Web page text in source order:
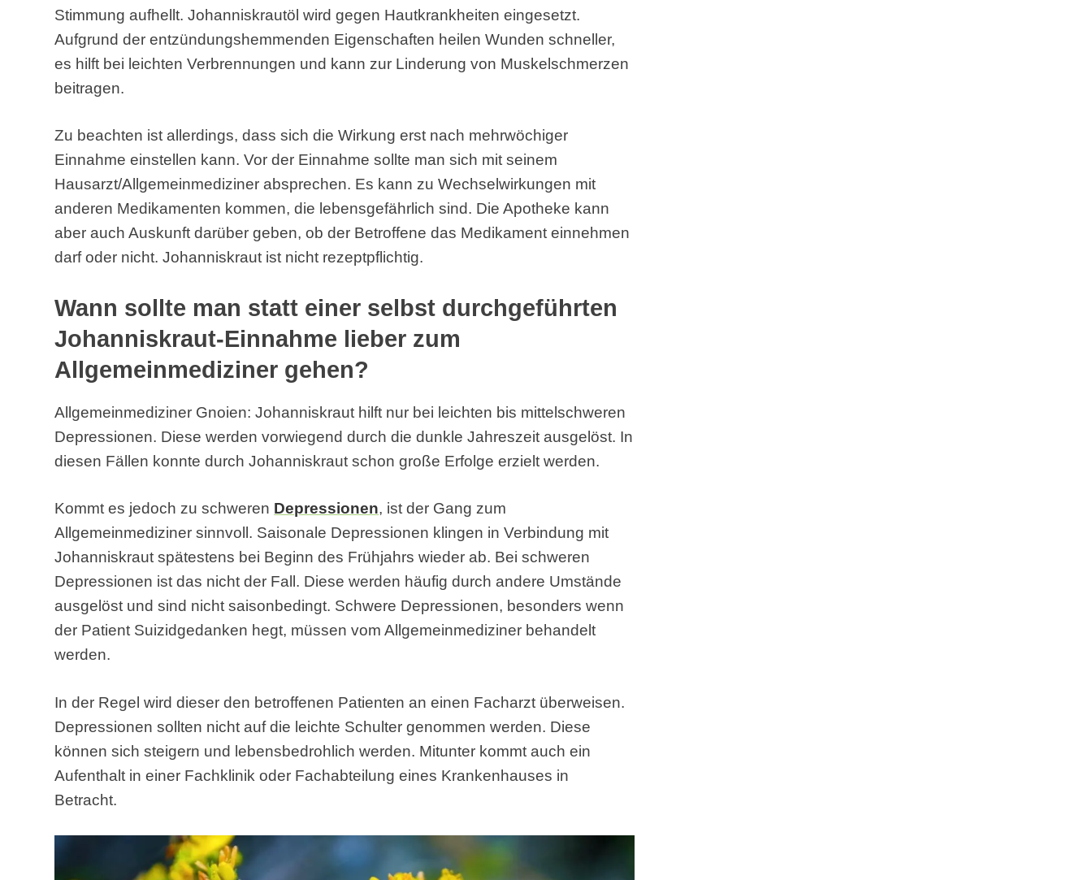
Stimmung aufhellt. Johanniskrautöl wird gegen Hautkrankheiten eingesetzt.
Aufgrund der entzündungshemmenden Eigenschaften heilen Wunden schneller,
es hilft bei leichten Verbrennungen und kann zur Linderung von Muskelschmerzen
beitragen.
Zu beachten ist allerdings, dass sich die Wirkung erst nach mehrwöchiger
Einnahme einstellen kann. Vor der Einnahme sollte man sich mit seinem
Hausarzt/Allgemeinmediziner absprechen. Es kann zu Wechselwirkungen mit
anderen Medikamenten kommen, die lebensgefährlich sind. Die Apotheke kann
aber auch Auskunft darüber geben, ob der Betroffene das Medikament einnehmen
darf oder nicht. Johanniskraut ist nicht rezeptpflichtig.
Wann sollte man statt einer selbst durchgeführten
Johanniskraut-Einnahme lieber zum
Allgemeinmediziner gehen?
Allgemeinmediziner Gnoien: Johanniskraut hilft nur bei leichten bis mittelschweren
Depressionen. Diese werden vorwiegend durch die dunkle Jahreszeit ausgelöst. In
diesen Fällen konnte durch Johanniskraut schon große Erfolge erzielt werden.
Kommt es jedoch zu schweren Depressionen, ist der Gang zum
Allgemeinmediziner sinnvoll. Saisonale Depressionen klingen in Verbindung mit
Johanniskraut spätestens bei Beginn des Frühjahrs wieder ab. Bei schweren
Depressionen ist das nicht der Fall. Diese werden häufig durch andere Umstände
ausgelöst und sind nicht saisonbedingt. Schwere Depressionen, besonders wenn
der Patient Suizidgedanken hegt, müssen vom Allgemeinmediziner behandelt
werden.
In der Regel wird dieser den betroffenen Patienten an einen Facharzt überweisen.
Depressionen sollten nicht auf die leichte Schulter genommen werden. Diese
können sich steigern und lebensbedrohlich werden. Mitunter kommt auch ein
Aufenthalt in einer Fachklinik oder Fachabteilung eines Krankenhauses in
Betracht.